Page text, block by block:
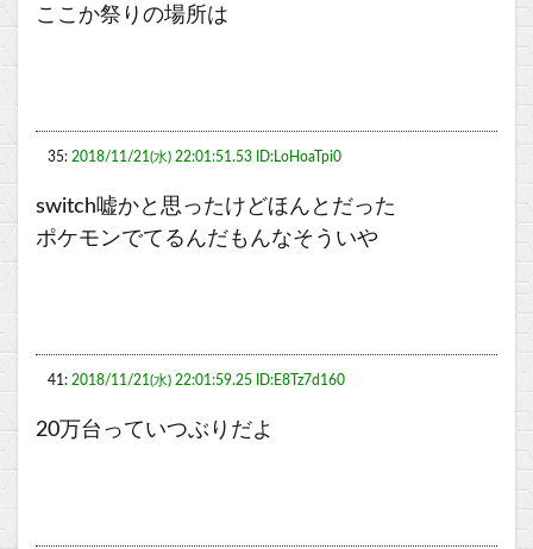
ここか祭りの場所は
35: 2018/11/21(水) 22:01:51.53 ID:LoHoaTpi0
switch嘘かと思ったけどほんとだった
ポケモンでてるんだもんなそういや
41: 2018/11/21(水) 22:01:59.25 ID:E8Tz7d160
20万台っていつぶりだよ